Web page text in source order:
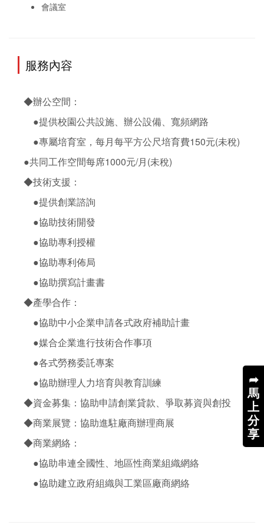
➦
馬
上
分
享
會議室
服務內容
◆辦公空間：
●提供校園公共設施、辦公設備、寬頻網路
●專屬培育室，每月每平方公尺培育費150元(未稅)
●共同工作空間每席1000元/月(未稅)
◆技術支援：
●提供創業諮詢
●協助技術開發
●協助專利授權
●協助專利佈局
●協助撰寫計畫書
◆產學合作：
●協助中小企業申請各式政府補助計畫
●媒合企業進行技術合作事項
●各式勞務委託專案
●協助辦理人力培育與教育訓練
◆資金募集：協助申請創業貸款、爭取募資與創投
◆商業展覽：協助進駐廠商辦理商展
◆商業網絡：
●協助串連全國性、地區性商業組織網絡
●協助建立政府組織與工業區廠商網絡